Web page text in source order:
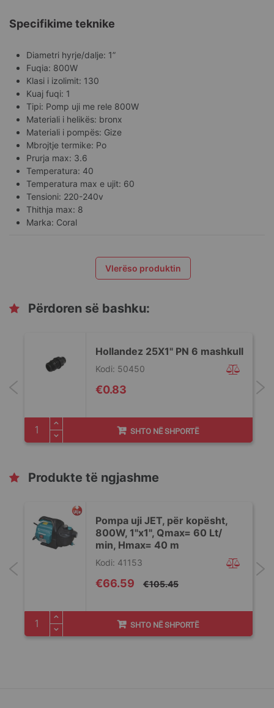
Specifikime teknike
Diametri hyrje/dalje: 1”
Fuqia: 800W
Klasi i izolimit: 130
Kuaj fuqi: 1
Tipi: Pomp uji me rele 800W
Materiali i helikës: bronx
Materiali i pompës: Gize
Mbrojtje termike: Po
Prurja max: 3.6
Temperatura: 40
Temperatura max e ujit: 60
Tensioni: 220-240v
Thithja max: 8
Marka: Coral
Vlerëso produktin
Përdoren së bashku:
Hollandez 25X1" PN 6 mashkull
€0.83
Kodi: 50450
SHTO NË SHPORTË
Produkte të ngjashme
Pompa uji JET, për kopësht,
800W, 1"x1", Qmax= 60 Lt/
min, Hmax= 40 m
Special
Price
€66.59 €105.45
Kodi: 41153
SHTO NË SHPORTË